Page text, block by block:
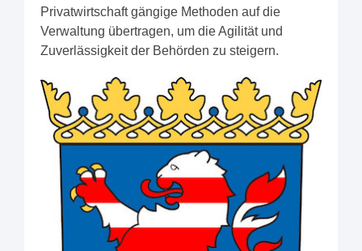
Privatwirtschaft gängige Methoden auf die
Verwaltung übertragen, um die Agilität und
Zuverlässigkeit der Behörden zu steigern.